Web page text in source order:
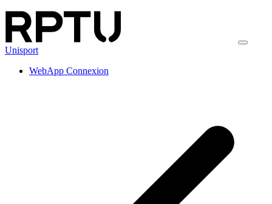
Unisport
WebApp Connexion